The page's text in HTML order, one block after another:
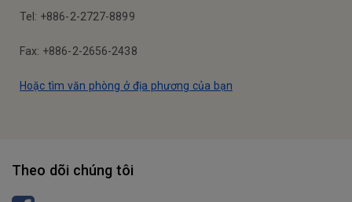
Tel: +886-2-2727-8899
Fax: +886-2-2656-2438
Hoặc tìm văn phòng ở địa phương của bạn
Theo dõi chúng tôi